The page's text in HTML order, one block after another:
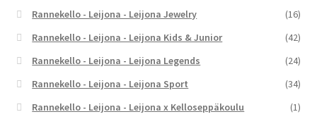
Rannekello - Leijona - Leijona Jewelry
(16)
Rannekello - Leijona - Leijona Kids & Junior
(42)
Rannekello - Leijona - Leijona Legends
(24)
Rannekello - Leijona - Leijona Sport
(34)
Rannekello - Leijona - Leijona x Kelloseppäkoulu
(1)